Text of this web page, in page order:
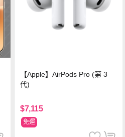
【Apple】AirPods Pro (第 3
代)
$7,115
免運